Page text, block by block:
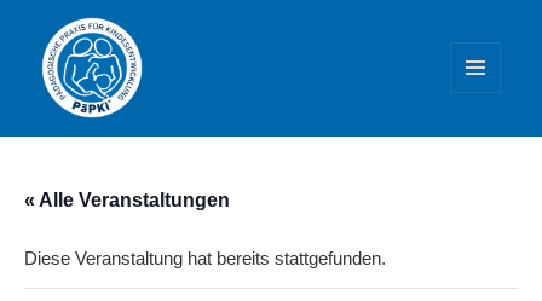
WIDGETS
« Alle Veranstaltungen
Diese Veranstaltung hat bereits stattgefunden.